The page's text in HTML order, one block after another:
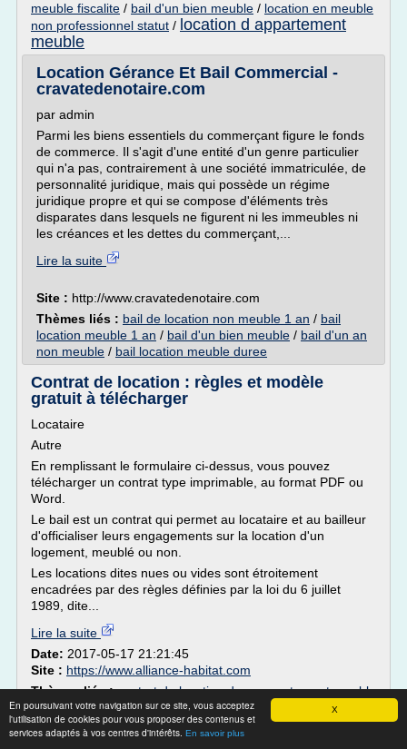
X
En poursuivant votre navigation sur ce site, vous acceptez
l'utilisation de cookies pour vous proposer des contenus et
services adaptés à vos centres d'intérêts. En savoir plus
meuble fiscalite / bail d'un bien meuble / location en meuble
non professionnel statut / location d appartement
meuble
Location Gérance Et Bail Commercial -
cravatedenotaire.com
par admin
Parmi les biens essentiels du commerçant figure le fonds
de commerce. Il s'agit d'une entité d'un genre particulier
qui n'a pas, contrairement à une société immatriculée, de
personnalité juridique, mais qui possède un régime
juridique propre et qui se compose d'éléments très
disparates dans lesquels ne figurent ni les immeubles ni
les créances et les dettes du commerçant,...
Lire la suite
Site : http://www.cravatedenotaire.com
Thèmes liés : bail de location non meuble 1 an / bail
location meuble 1 an / bail d'un bien meuble / bail d'un an
non meuble / bail location meuble duree
Contrat de location : règles et modèle
gratuit à télécharger
Locataire
Autre
En remplissant le formulaire ci-dessus, vous pouvez
télécharger un contrat type imprimable, au format PDF ou
Word.
Le bail est un contrat qui permet au locataire et au bailleur
d'officialiser leurs engagements sur la location d'un
logement, meublé ou non.
Les locations dites nues ou vides sont étroitement
encadrées par des règles définies par la loi du 6 juillet
1989, dite...
Lire la suite
Date: 2017-05-17 21:21:45
Site : https://www.alliance-habitat.com
Thèmes liés :contrat de location d un appartement meuble
/contrat type location meublee loi alur/modele gratuit bail location
meublee loi alur/ modele bail location meuble courte duree/modele
bail location meublee chez l'habitant